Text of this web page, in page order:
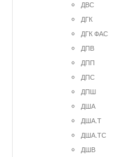
ДВС
ДГК
ДГК ФАС
ДПВ
ДПП
ДПС
ДПШ
ДША
ДША.Т
ДША.ТС
ДШВ